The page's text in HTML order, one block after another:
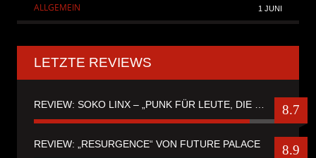
ALLGEMEIN 1 JUNI
LETZTE REVIEWS
8.7
REVIEW: „RESURGENCE“ VON FUTURE PALACE 8.9